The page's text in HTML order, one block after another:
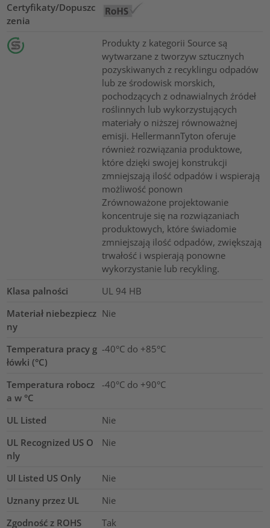
Certyfikaty/Dopuszc
zenia
Produkty z kategorii Source są
wytwarzane z tworzyw sztucznych
pozyskiwanych z recyklingu odpadów
lub ze środowisk morskich,
pochodzących z odnawialnych źródeł
roślinnych lub wykorzystujących
materiały o niższej równoważnej
emisji. HellermannTyton oferuje
również rozwiązania produktowe,
które dzięki swojej konstrukcji
zmniejszają ilość odpadów i wspierają
możliwość ponown
Zrównoważone projektowanie
koncentruje się na rozwiązaniach
produktowych, które świadomie
zmniejszają ilość odpadów, zwiększają
trwałość i wspierają ponowne
wykorzystanie lub recykling.
Klasa palności
UL 94 HB
Materiał niebezpiecz
ny
Nie
Temperatura pracy g
łówki (°C)
-40°C do +85°C
Temperatura robocz
a w °C
-40°C do +90°C
UL Listed
Nie
UL Recognized US O
nly
Nie
Ul Listed US Only
Nie
Uznany przez UL
Nie
Zgodność z ROHS
Tak